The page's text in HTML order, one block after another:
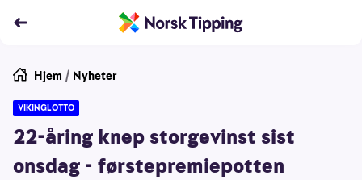
Hjem / Nyheter
VIKINGLOTTO
22-åring knep storgevinst sist
onsdag - førstepremiepotten